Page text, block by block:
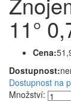
11°
Cena:
Dostupnost:
Dostupnost na
Množství: